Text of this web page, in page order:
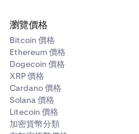
瀏覽價格
Bitcoin 價格
Ethereum 價格
Dogecoin 價格
XRP 價格
Cardano 價格
Solana 價格
Litecoin 價格
加密貨幣分類